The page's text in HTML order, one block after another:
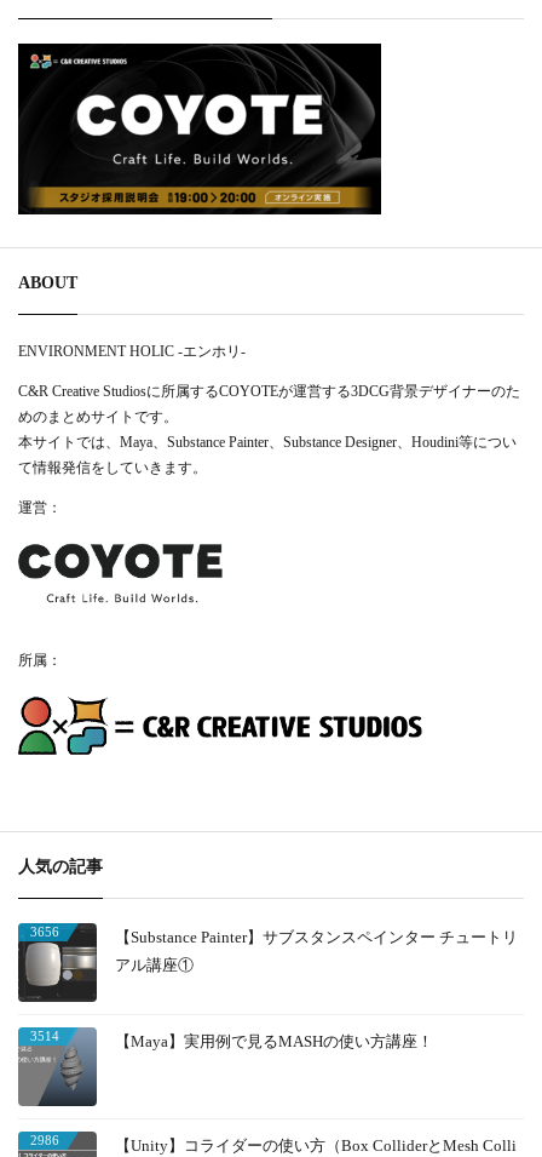
ABOUT
ENVIRONMENT HOLIC -エンホリ-
C&R Creative Studiosに所属するCOYOTEが運営する3DCG背景デザイナーのた
めのまとめサイトです。
本サイトでは、Maya、Substance Painter、Substance Designer、Houdini等につい
て情報発信をしていきます。
運営：
所属：
人気の記事
3656
【Substance Painter】サブスタンスペインター チュートリ
アル講座①
3514 【Maya】実用例で見るMASHの使い方講座！
2986
【Unity】コライダーの使い方（Box ColliderとMesh Colli